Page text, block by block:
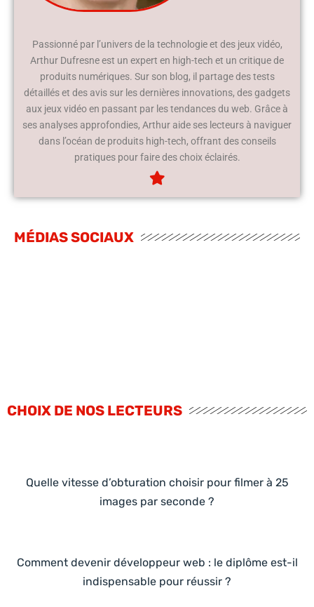
Passionné par l’univers de la technologie et des jeux vidéo,
Arthur Dufresne est un expert en high-tech et un critique de
produits numériques. Sur son blog, il partage des tests
détaillés et des avis sur les dernières innovations, des gadgets
aux jeux vidéo en passant par les tendances du web. Grâce à
ses analyses approfondies, Arthur aide ses lecteurs à naviguer
dans l’océan de produits high-tech, offrant des conseils
pratiques pour faire des choix éclairés.
MÉDIAS SOCIAUX
CHOIX DE NOS LECTEURS
Quelle vitesse d’obturation choisir pour filmer à 25
images par seconde ?
Comment devenir développeur web : le diplôme est-il
indispensable pour réussir ?